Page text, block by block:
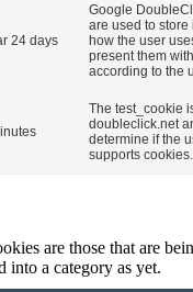
24 days
Google
are used to
how the user
present them
according to the
The test_cookie
doubleclick.net
determine if the
supports cookies.
are those that are
into a category as yet.